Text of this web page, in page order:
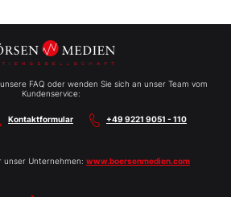
FAQ oder wenden Sie sich an unser Team vom
Kundenservice:
Kontaktformular +49 9221 9051 - 110
unser Unternehmen: www.boersenmedien.com